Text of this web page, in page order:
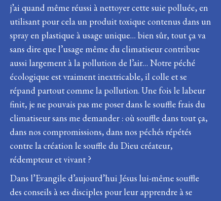
j’ai quand même réussi à nettoyer cette suie polluée, en
utilisant pour cela un produit toxique contenus dans un
spray en plastique à usage unique… bien sûr, tout ça va
sans dire que l’usage même du climatiseur contribue
aussi largement à la pollution de l’air… Notre péché
écologique est vraiment inextricable, il colle et se
répand partout comme la pollution. Une fois le labeur
finit, je ne pouvais pas me poser dans le souffle frais du
climatiseur sans me demander : où souffle dans tout ça,
dans nos compromissions, dans nos péchés répétés
contre la création le souffle du Dieu créateur,
rédempteur et vivant ?
Dans l’Evangile d’aujourd’hui Jésus lui-même souffle
des conseils à ses disciples pour leur apprendre à se